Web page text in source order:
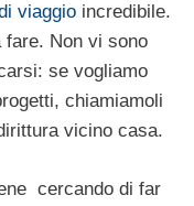
viaggio incredibile.
fare. Non vi sono
se vogliamo
chiamiamoli
vicino casa.
cercando di far